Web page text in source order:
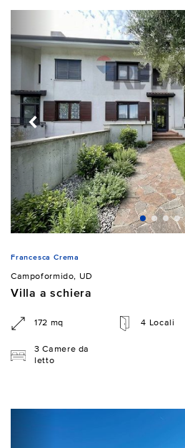
Francesca Crema
Campoformido, UD
Villa a schiera
172 mq 4 Locali
3 Camere da
letto